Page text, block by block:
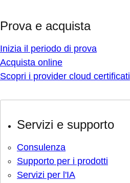
Prova e acquista
Inizia il periodo di prova
Acquista online
Scopri i provider cloud certificati
Servizi e supporto
Consulenza
Supporto per i prodotti
Servizi per l'IA